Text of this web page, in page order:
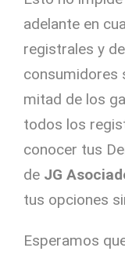
adelante en
registrales y
consumidores
mitad de los
todos los
conocer tus
de JG
tus opciones
Esperamos